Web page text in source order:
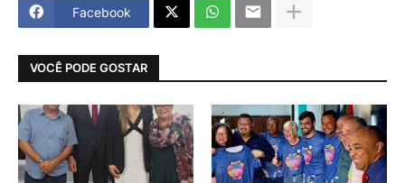
Facebook
VOCÊ PODE GOSTAR